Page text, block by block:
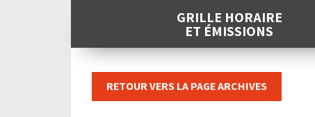
GRILLE HORAIRE
ET ÉMISSIONS
RETOUR VERS LA PAGE ARCHIVES